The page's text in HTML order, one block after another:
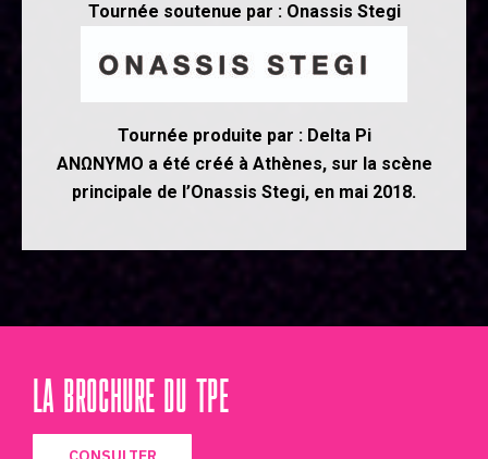
Tournée soutenue par : Onassis Stegi
Tournée produite par : Delta Pi
ANΩNYMO a été créé à Athènes, sur la scène
principale de l’Onassis Stegi, en mai 2018.
LA BROCHURE DU TPE